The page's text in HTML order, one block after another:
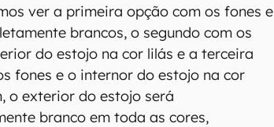
ver a primeira opção com os fones e
brancos, o segundo com os
do estojo na cor lilás e a terceira
fones e o internor do estojo na cor
o exterior do estojo será
branco em toda as cores,